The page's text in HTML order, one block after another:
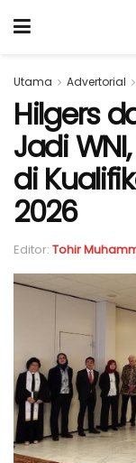
Utama Advertorial
Hilgers
Jadi
di
2026
Editor: Tohir